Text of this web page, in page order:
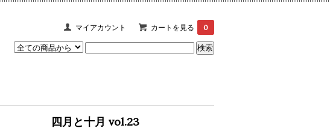
マイアカウント カートを見る 0
四月と十月 vol.23